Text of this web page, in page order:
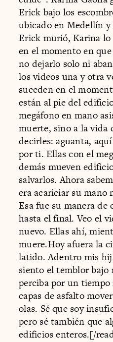
Erick bajo los
ubicado en Medellín y
Erick murió, Karina
en el momento en
no dejarlo solo ni
los videos una y otra
suceden en el
están al pie del
megáfono en mano
muerte, sino a la vida
decirles: aguanta,
por ti. Ellas con el
demás mueven
salvarlos. Ahora
era acariciar su mano
Esa fue su manera de
hasta el final. Veo el
nuevo. Ellas ahí,
muere.Hoy afuera la
latido. Adentro mis
siento el temblor bajo
perciba por un tiempo
capas de asfalto
olas. Sé que soy
pero sé también que
edificios enteros.[/